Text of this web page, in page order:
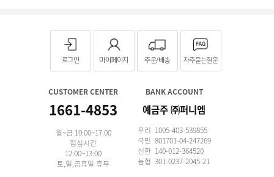
로그인 마이페이지 주문/배송 자주묻는질문
CUSTOMER CENTER
1661-4853
월~금 10:00~17:00
점심시간
12:00~13:00
토,일,공휴일 휴무
BANK ACCOUNT
예금주 ㈜퍼니엠
우리 1005-403-539855
국민 801701-04-247269
신한 140-012-364520
농협 301-0237-2045-21